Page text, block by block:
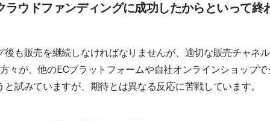
ラウドファンディングに成功したからといって終
後も販売を継続しなければなりませんが、適切な販売チャネ
々が、他のECプラットフォームや自社オンラインショップ
試みていますが、期待とは異なる反応に苦戦しています。